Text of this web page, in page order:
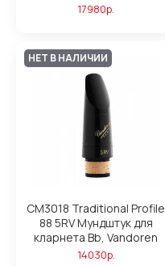
17980р.
НЕТ В НАЛИЧИИ
CM3018 Traditional Profile
88 5RV Мундштук для
кларнета Bb, Vandoren
14030р.